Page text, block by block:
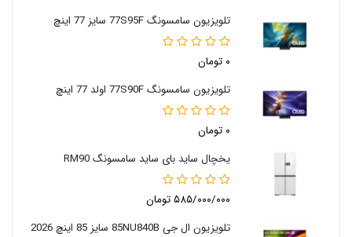
تلویزیون سامسونگ 77S95F سایز 77 اینچ
۰ تومان
تلویزیون سامسونگ 77S90F اولد 77 اینچ
۰ تومان
یخچال ساید بای ساید سامسونگ RM90
۵۸۵/۰۰۰/۰۰۰ تومان
تلویزیون ال جی 85NU840B سایز 85 اینچ 2026